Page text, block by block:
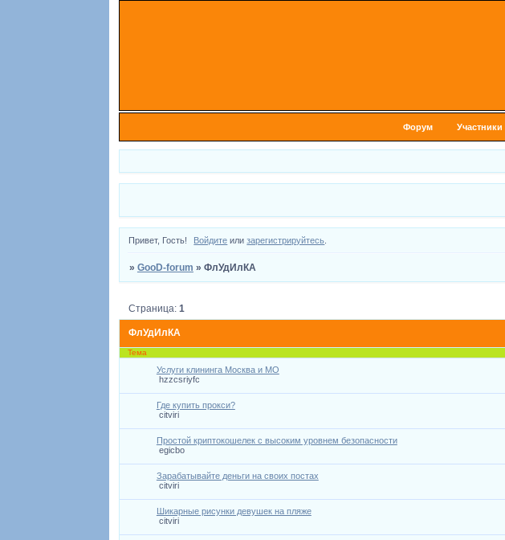
Форум Участники
Привет, Гость! Войдите илизарегистрируйтесь
» GooD-forum » ФлУдИлКА
ФлУдИлКА
Страница: 1
Тема
Услуги клининга Москва и МО
hzzcsriyfc
Где купить прокси?
citviri
Простой криптокошелек с высоким уровнем безопасности
egicbo
Зарабатывайте деньги на своих постах
citviri
Шикарные рисунки девушек на пляже
citviri